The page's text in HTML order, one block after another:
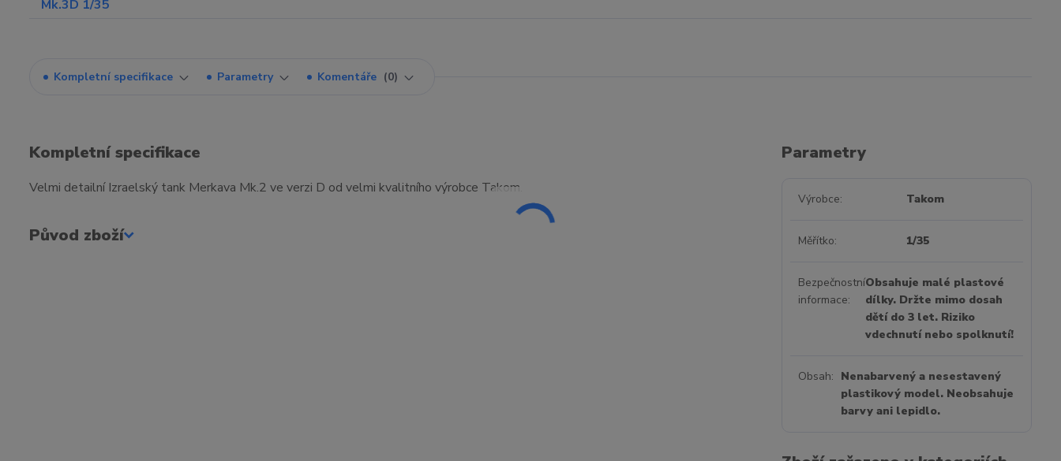
Kompletní specifikace Parametry Komentáře 0
Kompletní specifikace
Velmi detailní Izraelský tank Merkava Mk.2 ve verzi D od velmi kvalitního výrobce Takom.
Původ zboží
Parametry
Výrobce Takom
Měřítko 1/35
Bezpečnostní
informace
Obsahuje malé plastové
dílky. Držte mimo dosah
dětí do 3 let. Riziko
vdechnutí nebo spolknutí!
Obsah
Nenabarvený a nesestavený
plastikový model. Neobsahuje
barvy ani lepidlo.